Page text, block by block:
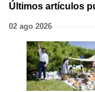
Últimos artículos
02 ago 2026